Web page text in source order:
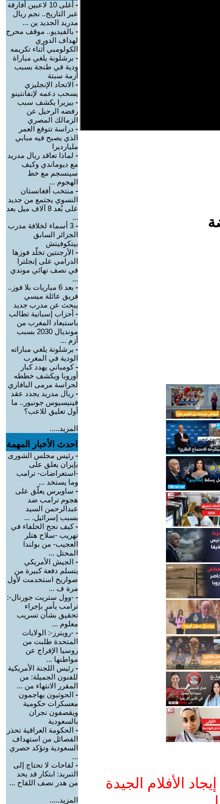
الأفلام الجيدة
-
أغلى 10 لاعبين أفارقة
عبر التاريخ.. نجم ريال
مدريد الجديد ين ...
- بالفيديو.. موقف محرج
لهداف الدوري
الكولومبي أثناء تكريمه
- برشلونة يلغي مباراة
ودية في طنجة بسبب
أزمة سبتة
- الاتحاد الإنجليزي
يسحب دعمه لإنفانتينو
- بيزيرا يكشف سبب
رفضه الرحيل عن
الزمالك المصري
- دراسة تتوقع العمر
الذي يصبح فيه مبابي
مليارديرا
- لماذا تعاقد ريال مدريد
مع ديوماندي وكيف
سينسجم مع خط
الهجوم ...
- منتخب أفغانستان
النسوي يجتمع من جديد
على بُعد 8 آلاف ميل بعد
...
-
3 أسماء لخلافة مدرب
الجزائر السابق
بيتكوفيتش
- الأرجنتين تخلّد فوزها
الدرامي على إنجلترا
في نصف نهائي موندي
...
-
بعد 6 مباريات بلا فوز..
فريق عائلة ميسي
يبحث عن مدرب جديد
- أحزاب إسبانية تطالب
باستبعاد المغرب من
مونديال 2030 بسبب
أزم ...
- برشلونة يلغي مباراته
الودية في المغرب
-كومباني يهدد كبار
أوروبا ويكشف خططه
لحراسة مرمى البافاري
- ريال مدريد يجدد عقد
فينيسيوس جونيور.. ما
أول تعليق للاعب؟
المزيد.....
احدث الأخبار المهمة
- رئيس مجلس الشورى
بإيران يعلق على
-استعراضات- ترامب
وما يستخد ...
- ساويرس يعلّق على
هجوم ترامب ضد
عبدالرحمن السيد
بسبب إسرائيل. ...
-كيف نجح الحلفاء في
تهريب -سلاح هتلر
العجيب- من بولندا
المحتل ...
- الجيش الأمريكي
يتسلم دفعة كبيرة من
صواريخ استخدمت لأول
مرة ف ...
- -وول ستريت جورنال-:
ترامب يأمر بإجراء
تحقيق بشأن تسريب
معلوم ...
- -رويترز-: الولايات
المتحدة طلبت من
روسيا الإفراج عن
مواطنها ...
- رئيس اللجنة الأمريكية
للفنون الجميلة: من
المقرر الانتهاء من ...
- الحوثيون يهاجمون
معسكرات حكومية
ويقصفون نجران
بالسعودية
- الحكومة العراقية تحذر
الفصائل من استهداف
السعودية وتؤكد حصري
...
- لقاحات لا تحتاج إلى
التبريد: ابتكار قد يحد
من هدر نصف اللقاح ...
المزيد.....